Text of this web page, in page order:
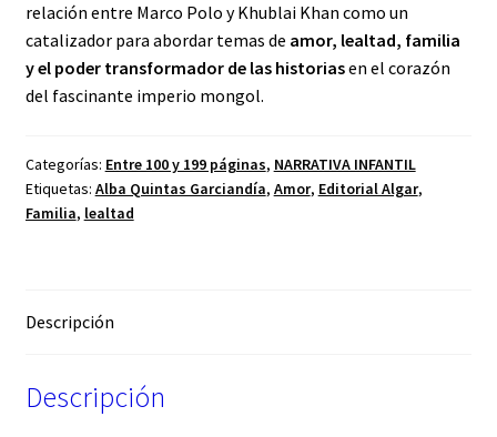
relación entre Marco Polo y Khublai Khan como un
catalizador para abordar temas de amor, lealtad, familia
y el poder transformador de las historiasen el corazón
del fascinante imperio mongol.
Categorías: Entre 100 y 199 páginas, NARRATIVA INFANTIL
Etiquetas: Alba Quintas Garciandía, Amor, Editorial Algar,
Familia, lealtad
Descripción
Descripción